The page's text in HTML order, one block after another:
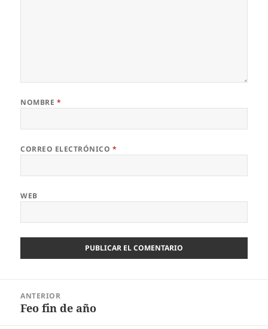
NOMBRE *
CORREO ELECTRÓNICO *
WEB
entradas
ANTERIOR
Entrada
Feo fin de año